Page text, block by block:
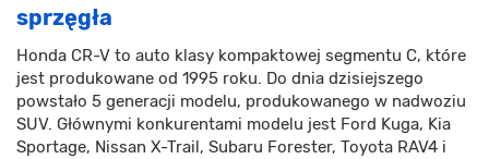
sprzęgła
Honda CR-V to auto klasy kompaktowej segmentu C, które
jest produkowane od 1995 roku. Do dnia dzisiejszego
powstało 5 generacji modelu, produkowanego w nadwoziu
SUV. Głównymi konkurentami modelu jest Ford Kuga, Kia
Sportage, Nissan X-Trail, Subaru Forester, Toyota RAV4 i